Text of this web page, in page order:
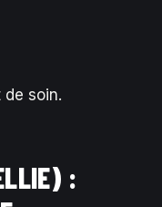
de soin.
: